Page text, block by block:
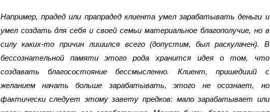
Например, прадед или прапрадед клиента умел зарабатывать деньги и
умел создать для себя и своей семьи материальное благополучие, но в
силу каких-то причин лишился всего (допустим, был раскулачен). В
бессознательной памяти этого рода хранится идея о том, что
создавать благосостояние бессмысленно. Клиент, пришедший с
желанием начать больше зарабатывать, этого не осознает, но
фактически следует этому завету предков: мало зарабатывает или